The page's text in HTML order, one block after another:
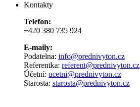
Kontakty
Telefon:
+420 380 735 924
E-maily:
Podatelna: info@prednivyton.cz
Referentka: referent@prednivyton.cz
Účetní: ucetni@prednivyton.cz
Starosta: starosta@prednivyton.cz